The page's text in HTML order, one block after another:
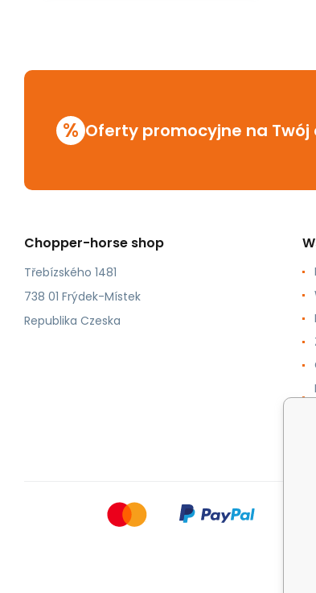
% Oferty promocyjne na
Chopper-horse shop
Třebízského 1481
738 01 Frýdek-Místek
Republika Czeska